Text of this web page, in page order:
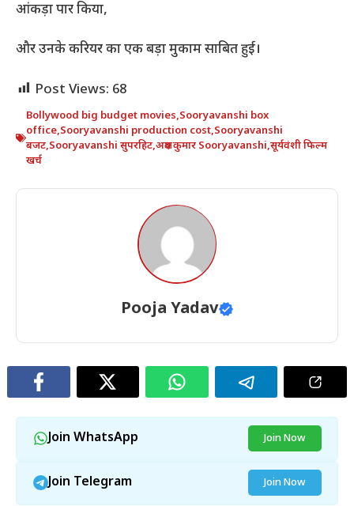
आंकड़ा पार किया,
और उनके करियर का एक बड़ा मुकाम साबित हुई।
Post Views: 68
Bollywood big budget movies,Sooryavanshi box
office,Sooryavanshi production cost,Sooryavanshi
बजट,Sooryavanshi सुपरहिट,अक्षय कुमार Sooryavanshi,सूर्यवंशी फिल्म
खर्च
Pooja Yadav
Join WhatsApp Join Now
Join Telegram Join Now